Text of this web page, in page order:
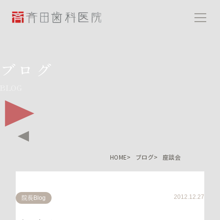
斉田歯科医院
ブログ
HOME ブログ 座談会
院長Blog 2012.12.27